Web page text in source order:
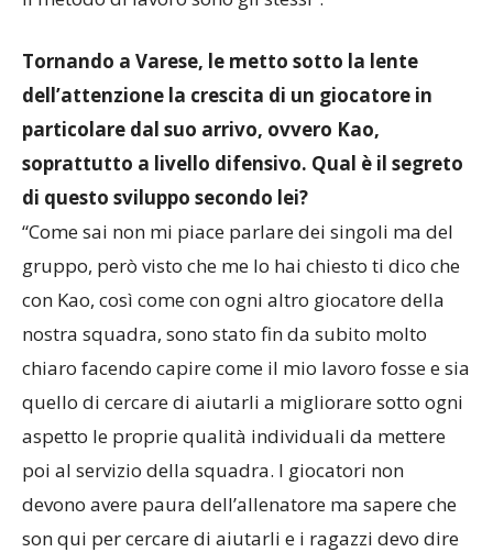
Tornando a Varese, le metto sotto la lente
dell’attenzione la crescita di un giocatore in
particolare dal suo arrivo, ovvero Kao,
soprattutto a livello difensivo. Qual è il segreto
di questo sviluppo secondo lei?
“Come sai non mi piace parlare dei singoli ma del
gruppo, però visto che me lo hai chiesto ti dico che
con Kao, così come con ogni altro giocatore della
nostra squadra, sono stato fin da subito molto
chiaro facendo capire come il mio lavoro fosse e sia
quello di cercare di aiutarli a migliorare sotto ogni
aspetto le proprie qualità individuali da mettere
poi al servizio della squadra. I giocatori non
devono avere paura dell’allenatore ma sapere che
son qui per cercare di aiutarli e i ragazzi devo dire